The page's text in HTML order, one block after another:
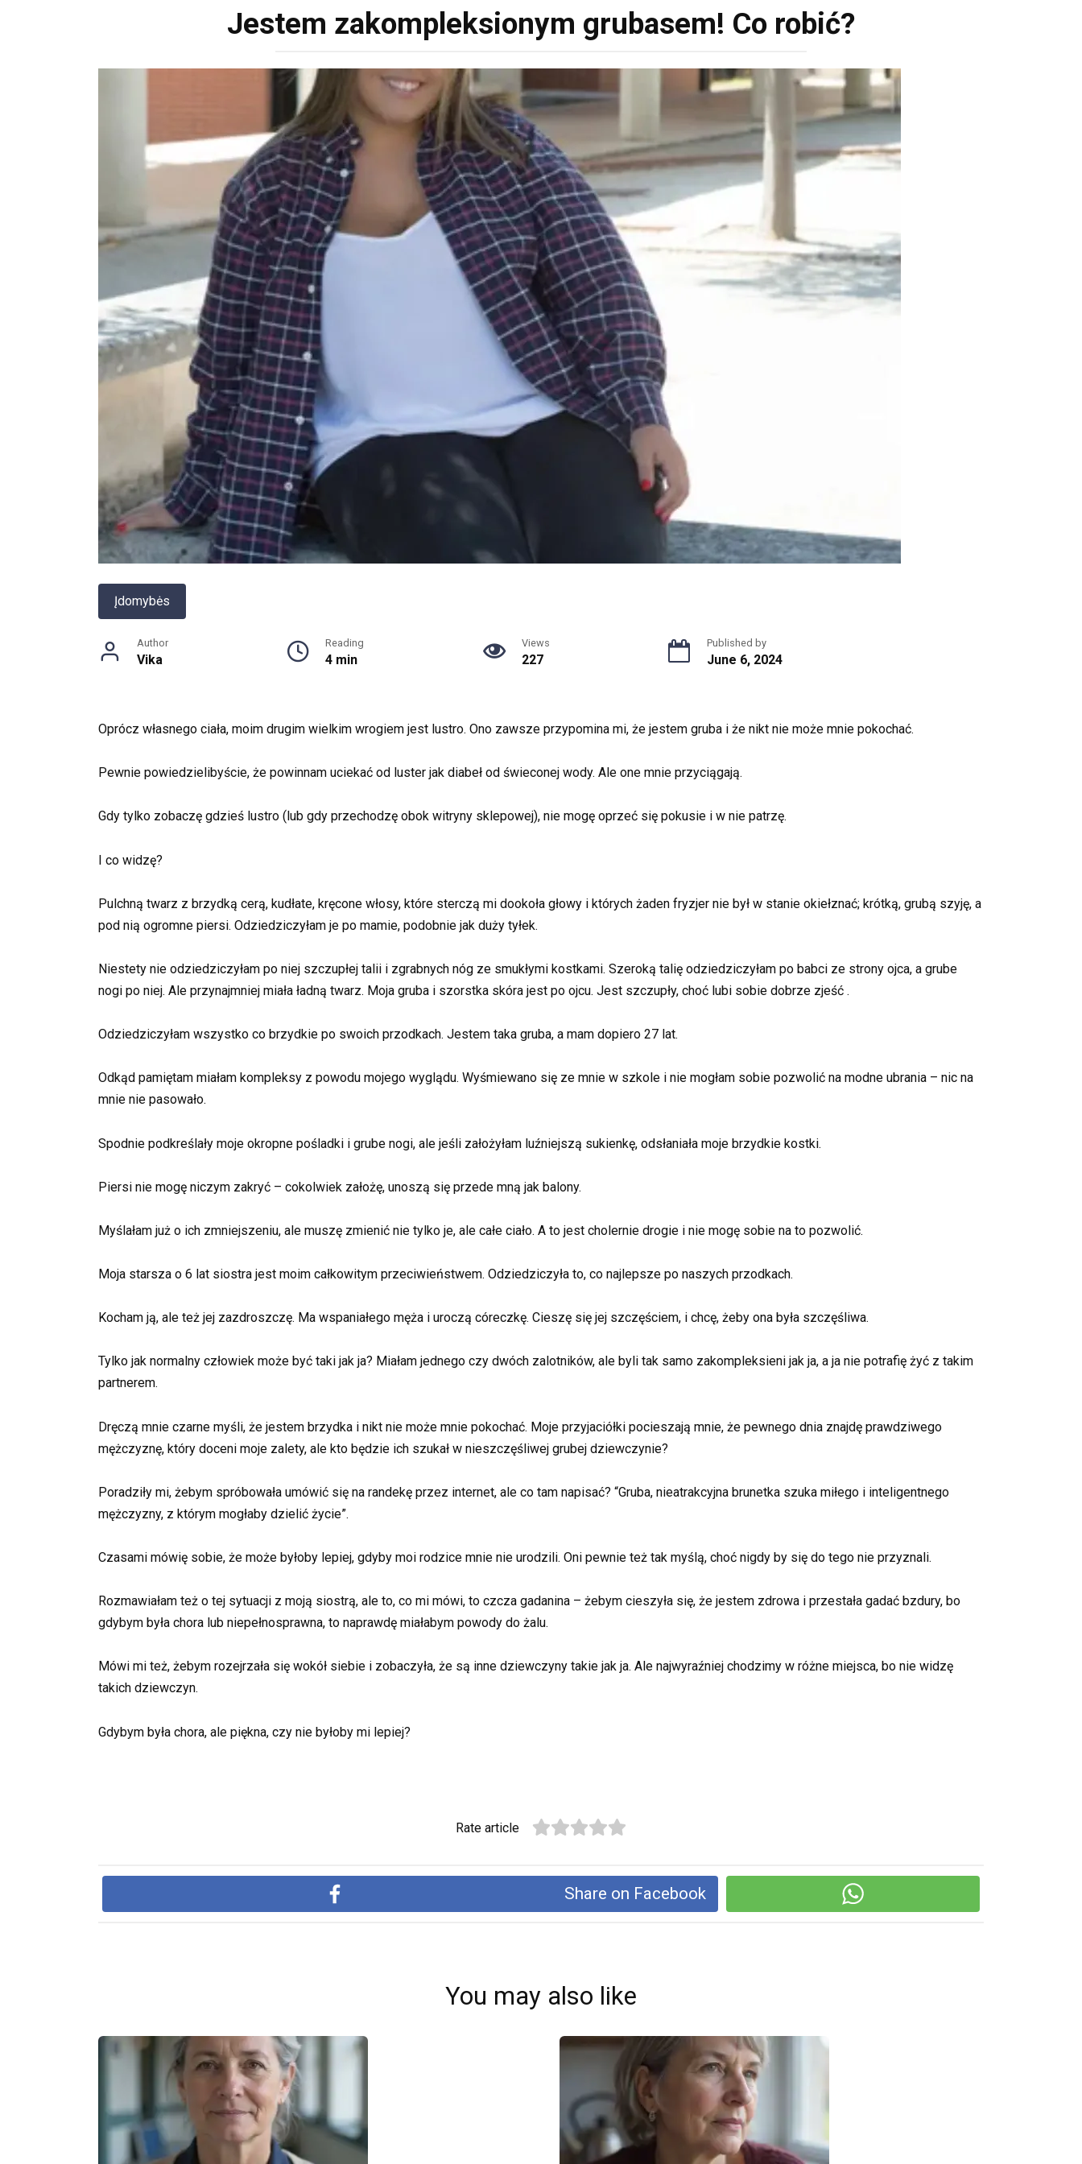
Jestem zakompleksionym grubasem! Co robić?
Įdomybės
Author
Vika
Reading
4 min
Views
227
Published by
June 6, 2024
Oprócz własnego ciała, moim drugim wielkim wrogiem jest lustro. Ono zawsze przypomina mi, że jestem gruba i że nikt nie może mnie pokochać.
Pewnie powiedzielibyście, że powinnam uciekać od luster jak diabeł od świeconej wody. Ale one mnie przyciągają.
Gdy tylko zobaczę gdzieś lustro (lub gdy przechodzę obok witryny sklepowej), nie mogę oprzeć się pokusie i w nie patrzę.
I co widzę?
Pulchną twarz z brzydką cerą, kudłate, kręcone włosy, które sterczą mi dookoła głowy i których żaden fryzjer nie był w stanie okiełznać; krótką, grubą szyję, a
pod nią ogromne piersi. Odziedziczyłam je po mamie, podobnie jak duży tyłek.
Niestety nie odziedziczyłam po niej szczupłej talii i zgrabnych nóg ze smukłymi kostkami. Szeroką talię odziedziczyłam po babci ze strony ojca, a grube
nogi po niej. Ale przynajmniej miała ładną twarz. Moja gruba i szorstka skóra jest po ojcu. Jest szczupły, choć lubi sobie dobrze zjeść .
Odziedziczyłam wszystko co brzydkie po swoich przodkach. Jestem taka gruba, a mam dopiero 27 lat.
Odkąd pamiętam miałam kompleksy z powodu mojego wyglądu. Wyśmiewano się ze mnie w szkole i nie mogłam sobie pozwolić na modne ubrania – nic na
mnie nie pasowało.
Spodnie podkreślały moje okropne pośladki i grube nogi, ale jeśli założyłam luźniejszą sukienkę, odsłaniała moje brzydkie kostki.
Piersi nie mogę niczym zakryć – cokolwiek założę, unoszą się przede mną jak balony.
Myślałam już o ich zmniejszeniu, ale muszę zmienić nie tylko je, ale całe ciało. A to jest cholernie drogie i nie mogę sobie na to pozwolić.
Moja starsza o 6 lat siostra jest moim całkowitym przeciwieństwem. Odziedziczyła to, co najlepsze po naszych przodkach.
Kocham ją, ale też jej zazdroszczę. Ma wspaniałego męża i uroczą córeczkę. Cieszę się jej szczęściem, i chcę, żeby ona była szczęśliwa.
Tylko jak normalny człowiek może być taki jak ja? Miałam jednego czy dwóch zalotników, ale byli tak samo zakompleksieni jak ja, a ja nie potrafię żyć z takim
partnerem.
Dręczą mnie czarne myśli, że jestem brzydka i nikt nie może mnie pokochać. Moje przyjaciółki pocieszają mnie, że pewnego dnia znajdę prawdziwego
mężczyznę, który doceni moje zalety, ale kto będzie ich szukał w nieszczęśliwej grubej dziewczynie?
Poradziły mi, żebym spróbowała umówić się na randekę przez internet, ale co tam napisać? “Gruba, nieatrakcyjna brunetka szuka miłego i inteligentnego
mężczyzny, z którym mogłaby dzielić życie”.
Czasami mówię sobie, że może byłoby lepiej, gdyby moi rodzice mnie nie urodzili. Oni pewnie też tak myślą, choć nigdy by się do tego nie przyznali.
Rozmawiałam też o tej sytuacji z moją siostrą, ale to, co mi mówi, to czcza gadanina – żebym cieszyła się, że jestem zdrowa i przestała gadać bzdury, bo
gdybym była chora lub niepełnosprawna, to naprawdę miałabym powody do żalu.
Mówi mi też, żebym rozejrzała się wokół siebie i zobaczyła, że są inne dziewczyny takie jak ja. Ale najwyraźniej chodzimy w różne miejsca, bo nie widzę
takich dziewczyn.
Gdybym była chora, ale piękna, czy nie byłoby mi lepiej?
Rate article
Share on Facebook
You may also like